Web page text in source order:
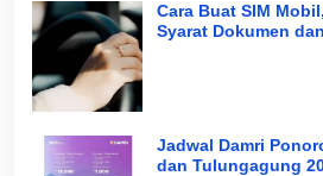
Cara Buat SIM
Syarat Dokumen
Jadwal Damri
dan Tulungagung